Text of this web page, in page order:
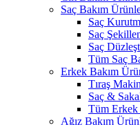
Saç Bakım
Saç
Saç
Saç
Tüm Saç
Erkek Bakım
Tıraş
Saç &
Tüm Erkek
Ağız Bakım